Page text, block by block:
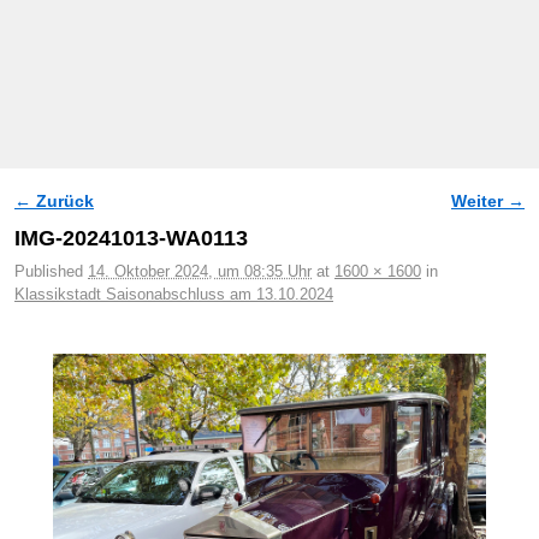
Bilder-Navigation
← Zurück Weiter →
IMG-20241013-WA0113
Published 14. Oktober 2024, um 08:35 Uhr at 1600 × 1600 in
Klassikstadt Saisonabschluss am 13.10.2024